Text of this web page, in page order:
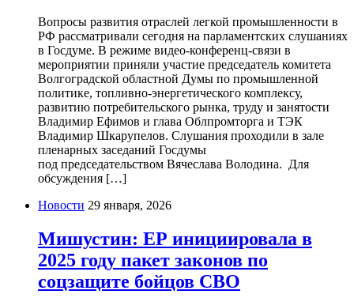
Вопросы развития отраслей легкой промышленности в
РФ рассматривали сегодня на парламентских слушаниях
в Госдуме. В режиме видео-конференц-связи в
мероприятии приняли участие председатель комитета
Волгоградской областной Думы по промышленной
политике, топливно-энергетического комплексу,
развитию потребительского рынка, труду и занятости
Владимир Ефимов и глава Облпромторга и ТЭК
Владимир Шкарупелов. Слушания проходили в зале
пленарных заседаний Госдумы
под председательством Вячеслава Володина. Для
обсуждения […]
Новости 29 января, 2026
Мишустин: ЕР инициировала в
2025 году пакет законов по
соцзащите бойцов СВО